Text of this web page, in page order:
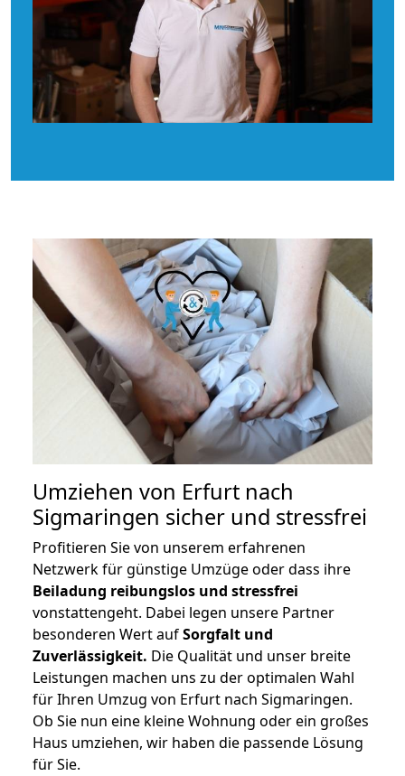
Umziehen von Erfurt nach
Sigmaringen sicher und stressfrei
Profitieren Sie von unserem erfahrenen
Netzwerk für günstige Umzüge oder dass ihre
Beiladung reibungslos und stressfrei
vonstattengeht. Dabei legen unsere Partner
besonderen Wert aufSorgfalt und
Zuverlässigkeit. Die Qualität und unser breite
Leistungen machen uns zu der optimalen Wahl
für Ihren Umzug von Erfurt nach Sigmaringen.
Ob Sie nun eine kleine Wohnung oder ein großes
Haus umziehen, wir haben die passende Lösung
für Sie.